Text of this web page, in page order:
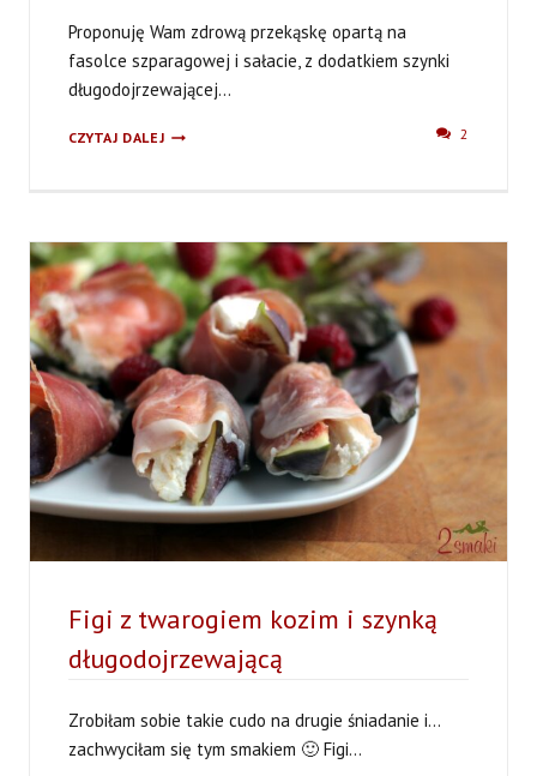
2
Proponuję Wam zdrową przekąskę opartą na
fasolce szparagowej i sałacie, z dodatkiem szynki
długodojrzewającej...
CZYTAJ DALEJFASOLKA
NA
SAŁACIE
Z
ORZECHAMI
(+FILM)
Figi z twarogiem kozim i szynką
długodojrzewającą
Zrobiłam sobie takie cudo na drugie śniadanie i…
zachwyciłam się tym smakiem 🙂 Figi...